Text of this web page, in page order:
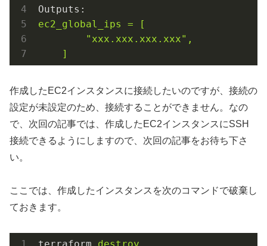
Outputs:
ec2_global_ips
=
[
"xxx.xxx.xxx.xxx" ,
]
作成したEC2インスタンスに接続したいのですが、接続の
設定が未設定のため、接続することができません。なの
で、次回の記事では、作成したEC2インスタンスにSSH
接続できるようにしますので、次回の記事をお待ち下さ
い。
ここでは、作成したインスタンスを次のコマンドで破棄し
ておきます。